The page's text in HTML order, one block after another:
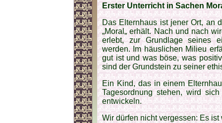
Erster Unterricht in Sachen
Das Elternhaus ist jener Ort, an
„Moral„ erhält. Nach und nach
erlebt, zur Grundlage seines
werden. Im häuslichen Milieu
gut ist und was böse, was
sind der Grundstein zu seiner
Ein Kind, das in einem
Tagesordnung stehen, wird
entwickeln.
Wir dürfen nicht vergessen: Es